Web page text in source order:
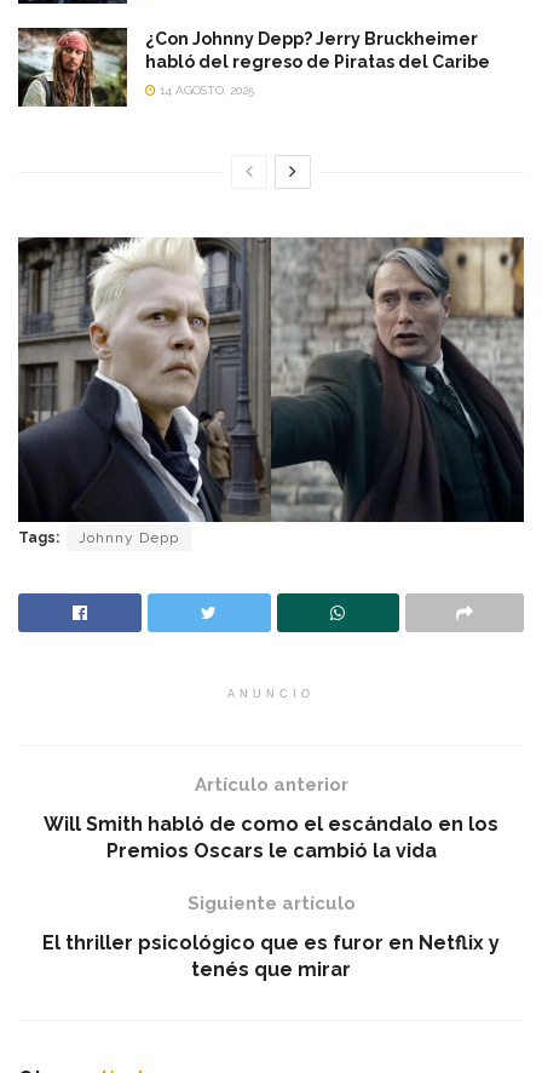
¿Con Johnny Depp? Jerry Bruckheimer
habló del regreso de Piratas del Caribe
14 AGOSTO, 2025
Tags: Johnny Depp
ANUNCIO
Artículo anterior
Will Smith habló de como el escándalo en los
Premios Oscars le cambió la vida
Siguiente artículo
El thriller psicológico que es furor en Netflix y
tenés que mirar